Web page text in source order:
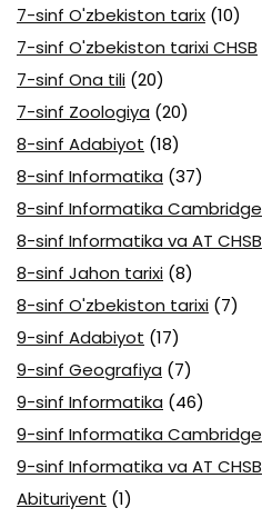
7-sinf O'zbekiston tarix (10)
7-sinf O'zbekiston tarixi CHSB
7-sinf Ona tili (20)
7-sinf Zoologiya (20)
8-sinf Adabiyot (18)
8-sinf Informatika (37)
8-sinf Informatika Cambridge
8-sinf Informatika va AT CHSB
8-sinf Jahon tarixi (8)
8-sinf O'zbekiston tarixi (7)
9-sinf Adabiyot (17)
9-sinf Geografiya (7)
9-sinf Informatika (46)
9-sinf Informatika Cambridge
9-sinf Informatika va AT CHSB
Abituriyent (1)